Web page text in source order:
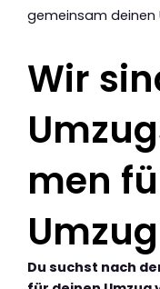
gemeinsam deinen
Wir
men
Du suchst nach